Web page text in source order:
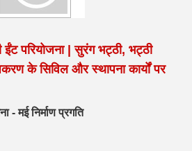
परियोजना | सुरंग भट्ठी, भट्ठी
के सिविल और स्थापना कार्यों पर
- मई निर्माण प्रगति